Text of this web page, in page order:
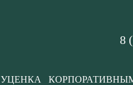
8
УЦЕНКА